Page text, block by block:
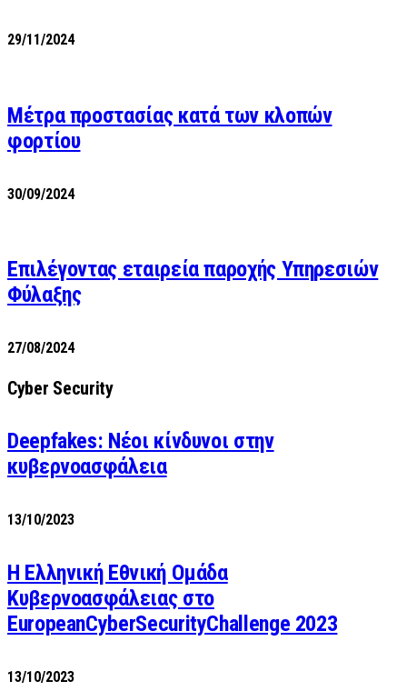
29/11/2024
Μέτρα προστασίας κατά των κλοπών
φορτίου
30/09/2024
Επιλέγοντας εταιρεία παροχής Υπηρεσιών
Φύλαξης
27/08/2024
Cyber Security
Deepfakes: Νέοι κίνδυνοι στην
κυβερνοασφάλεια
13/10/2023
Η Ελληνική Εθνική Ομάδα
Κυβερνοασφάλειας στο
EuropeanCyberSecurityChallenge 2023
13/10/2023